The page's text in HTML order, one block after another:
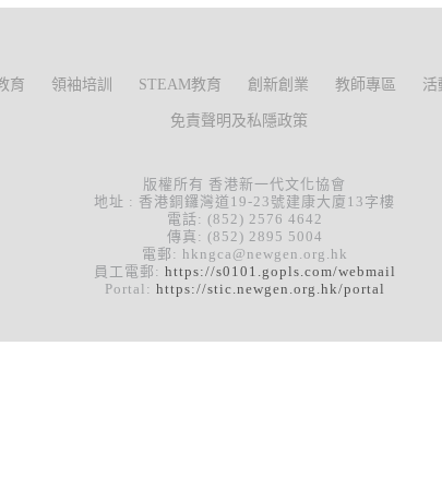
育 領袖培訓 STEAM教育 創新創業 教師專區 活
免責聲明及私隱政策
版權所有 香港新一代文化協會
地址 : 香港銅鑼灣道19-23號建康大廈13字樓
電話: (852) 2576 4642
傳真: (852) 2895 5004
電郵: hkngca@newgen.org.hk
員工電郵: https://s0101.gopls.com/webmail
Portal: https://stic.newgen.org.hk/portal